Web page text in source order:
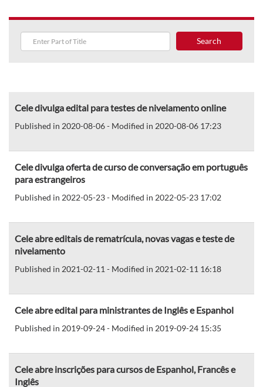
Search
Cele divulga edital para testes de nivelamento online
Published in 2020-08-06 - Modified in 2020-08-06 17:23
Cele divulga oferta de curso de conversação em português
para estrangeiros
Published in 2022-05-23 - Modified in 2022-05-23 17:02
Cele abre editais de rematrícula, novas vagas e teste de
nivelamento
Published in 2021-02-11 - Modified in 2021-02-11 16:18
Cele abre edital para ministrantes de Inglês e Espanhol
Published in 2019-09-24 - Modified in 2019-09-24 15:35
Cele abre inscrições para cursos de Espanhol, Francês e
Inglês